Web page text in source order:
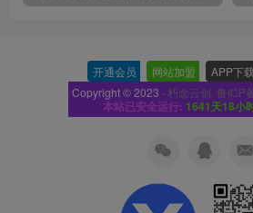
开通会员 网站加盟 APP下载
Copyright © 2023 · 朽念云创· 鲁ICP
本站已安全运行: 1641天18小